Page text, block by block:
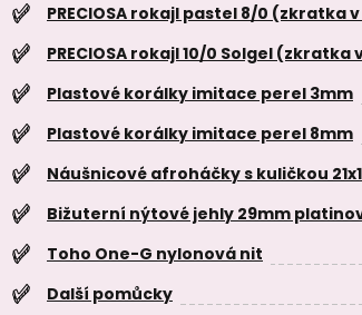
PRECIOSA rokajl pastel 8/0 (zkratka
PRECIOSA rokajl 10/0 Solgel (zkratka
Plastové korálky imitace perel 3mm
Plastové korálky imitace perel 8mm
Náušnicové afroháčky s kuličkou
Bižuterní nýtové jehly 29mm
Toho One-G nylonová nit
Další pomůcky